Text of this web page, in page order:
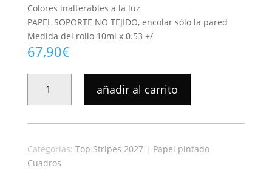
Colores inalterables a la luz
PAPEL SOPORTE NO TEJIDO, encolar sólo la pared
Medida del rollo 10ml x 0.53 +/-
67,90€
PINTADO
TOP
STRIPES
CANTIDAD
añadir al carrito
Categorias: Top Stripes 2027| Papel pintado
Cuadros